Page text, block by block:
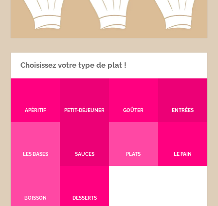
Choisissez votre type de plat !
APÉRITIF PETIT-DÉJEUNER GOÛTER ENTRÉES
LES BASES SAUCES PLATS LE PAIN
BOISSON DESSERTS